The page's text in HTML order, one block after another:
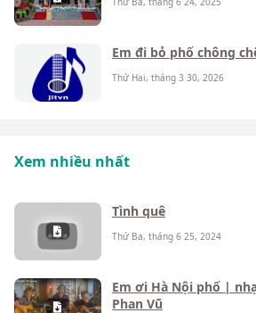
Em đi bỏ phố chông
Thứ Hai, tháng 3 30, 2026
Xem nhiều nhất
Tình quê
Thứ Ba, tháng 6 25, 2024
Em ơi Hà Nội phố |
Phan Vũ